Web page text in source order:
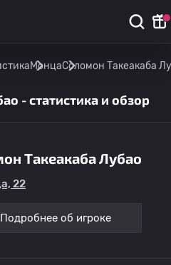
МонцаСоломон Такеакаба
- статистика и обзор
Такеакаба Лубао
22
Подробнее об игроке